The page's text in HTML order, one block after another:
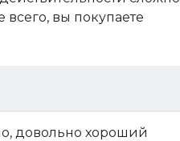
вы покупаете
довольно хороший